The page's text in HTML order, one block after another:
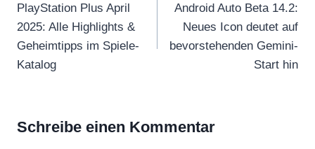
PlayStation Plus April
2025: Alle Highlights &
Geheimtipps im Spiele-
Katalog
Android Auto Beta 14.2:
Neues Icon deutet auf
bevorstehenden Gemini-
Start hin
Schreibe einen Kommentar